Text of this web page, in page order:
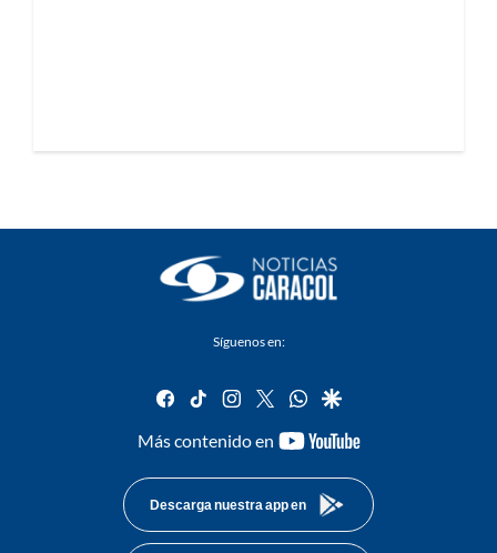
Síguenos en:
facebook
tiktok instagram
twitterwhatsapp
google
Más contenido en
youtube-
Descarga nuestra app en